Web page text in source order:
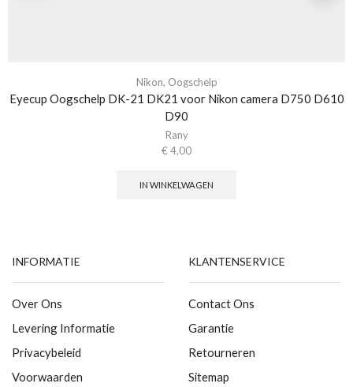
Nikon, Oogschelp
Eyecup Oogschelp DK-21 DK21 voor Nikon camera D750 D610
D90
Rany
€ 4,00
IN WINKELWAGEN
INFORMATIE
Over Ons
Levering Informatie
Privacybeleid
Voorwaarden
KLANTENSERVICE
Contact Ons
Garantie
Retourneren
Sitemap